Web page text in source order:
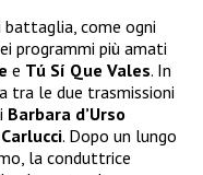
battaglia, come ogni
programmi più amati
e Tú Sí Que Vales. In
tra le due trasmissioni
Barbara d’Urso
. Dopo un lungo
la conduttrice